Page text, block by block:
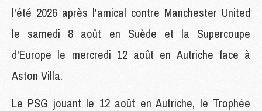
l'été 2026 après l'amical contre Manchester United
le samedi 8 août en Suède et la Supercoupe
d'Europe le mercredi 12 août en Autriche face à
Aston Villa.
Le PSG jouant le 12 août en Autriche, le Trophée